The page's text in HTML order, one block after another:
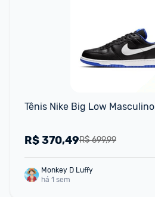
Tênis Nike Big Low Masculino
R$ 699,99
R$370,49
Monkey D Luffy
há 1 sem